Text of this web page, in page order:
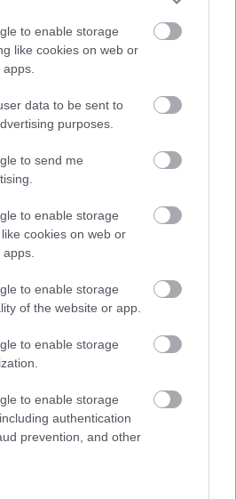
to enable storage
like cookies on web or
data to be sent to
purposes.
to send me
to enable storage
cookies on web or
to enable storage
of the website or app.
to enable storage
to enable storage
authentication
prevention, and other
álmodik
és ennél
nem is
meg benne